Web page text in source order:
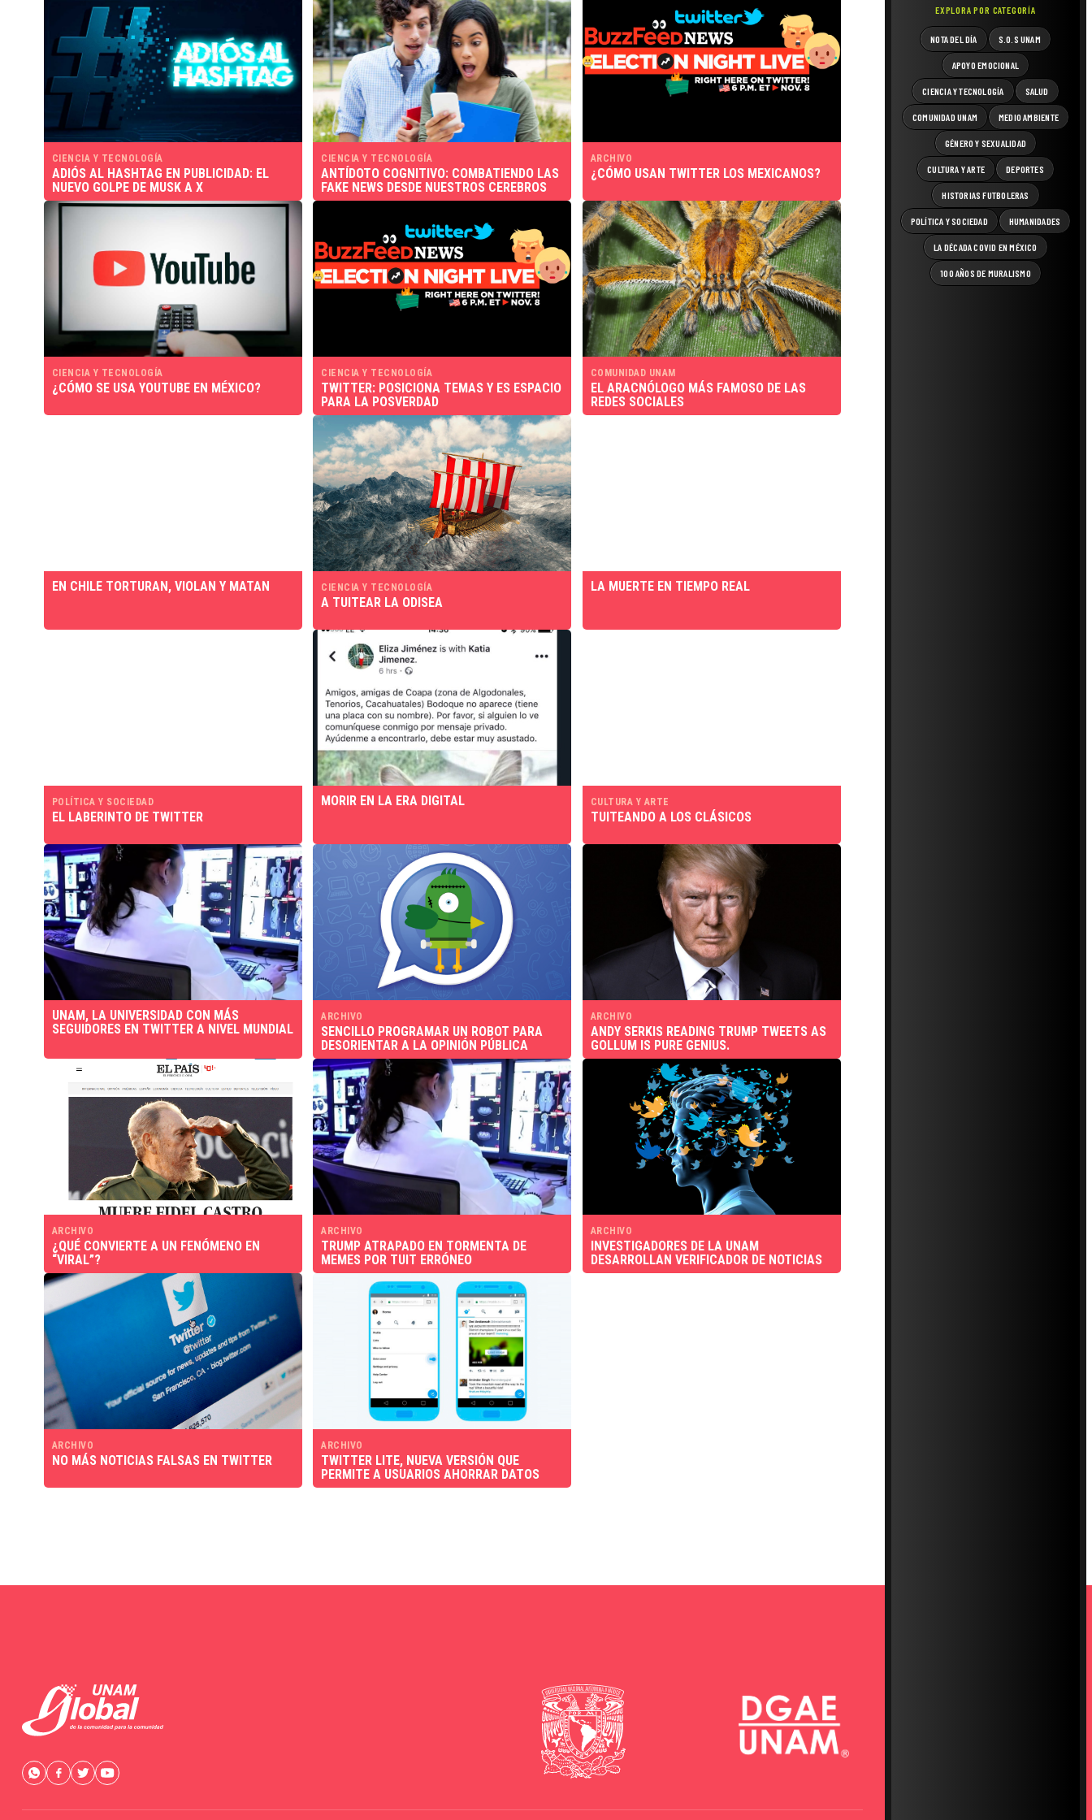
EXPLORA POR CATEGORÍA
NOTA DEL DÍA S.O.S UNAM
APOYO EMOCIONAL
CIENCIA Y TECNOLOGÍA SALUD
COMUNIDAD UNAM MEDIO AMBIENTE
GÉNERO Y SEXUALIDAD
CULTURA Y ARTE DEPORTES
HISTORIAS FUTBOLERAS
POLÍTICA Y SOCIEDAD HUMANIDADES
LA DÉCADA COVID EN MÉXICO
100 AÑOS DE MURALISMO
CIENCIA Y TECNOLOGÍA
ADIÓS AL HASHTAG EN PUBLICIDAD: EL
NUEVO GOLPE DE MUSK A X
CIENCIA Y TECNOLOGÍA
ANTÍDOTO COGNITIVO: COMBATIENDO LAS
FAKE NEWS DESDE NUESTROS CEREBROS
ARCHIVO
¿CÓMO USAN TWITTER LOS MEXICANOS?
CIENCIA Y TECNOLOGÍA
¿CÓMO SE USA YOUTUBE EN MÉXICO?
CIENCIA Y TECNOLOGÍA
TWITTER: POSICIONA TEMAS Y ES ESPACIO
PARA LA POSVERDAD
COMUNIDAD UNAM
EL ARACNÓLOGO MÁS FAMOSO DE LAS
REDES SOCIALES
EN CHILE TORTURAN, VIOLAN Y MATAN CIENCIA Y TECNOLOGÍA
A TUITEAR LA ODISEA
LA MUERTE EN TIEMPO REAL
POLÍTICA Y SOCIEDAD
EL LABERINTO DE TWITTER
MORIR EN LA ERA DIGITAL CULTURA Y ARTE
TUITEANDO A LOS CLÁSICOS
UNAM, LA UNIVERSIDAD CON MÁS
SEGUIDORES EN TWITTER A NIVEL MUNDIAL
ARCHIVO
SENCILLO PROGRAMAR UN ROBOT PARA
DESORIENTAR A LA OPINIÓN PÚBLICA
ARCHIVO
ANDY SERKIS READING TRUMP TWEETS AS
GOLLUM IS PURE GENIUS.
ARCHIVO
¿QUÉ CONVIERTE A UN FENÓMENO EN
“VIRAL”?
ARCHIVO
TRUMP ATRAPADO EN TORMENTA DE
MEMES POR TUIT ERRÓNEO
ARCHIVO
INVESTIGADORES DE LA UNAM
DESARROLLAN VERIFICADOR DE NOTICIAS
ARCHIVO
NO MÁS NOTICIAS FALSAS EN TWITTER
ARCHIVO
TWITTER LITE, NUEVA VERSIÓN QUE
PERMITE A USUARIOS AHORRAR DATOS